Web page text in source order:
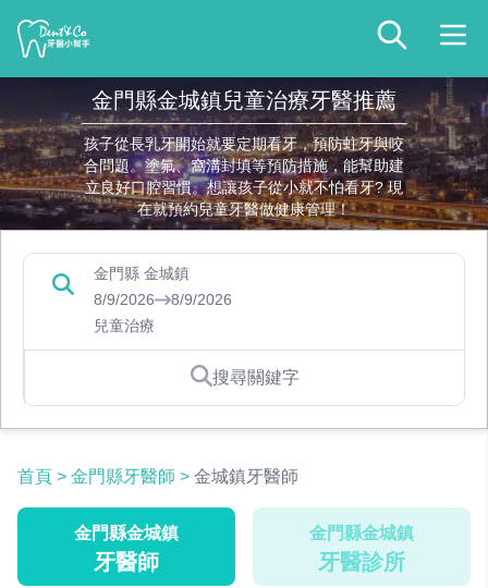
金門縣金城鎮兒童治療牙醫推薦
孩子從長乳牙開始就要定期看牙，預防蛀牙與咬
合問題。塗氟、窩溝封填等預防措施，能幫助建
立良好口腔習慣。想讓孩子從小就不怕看牙? 現
在就預約兒童牙醫做健康管理！
金門縣 金城鎮
8/9/2026
8/9/2026
兒童治療
搜尋關鍵字
首頁 > 金門縣牙醫師 > 金城鎮牙醫師
金門縣金城鎮
牙醫師
金門縣金城鎮
牙醫診所